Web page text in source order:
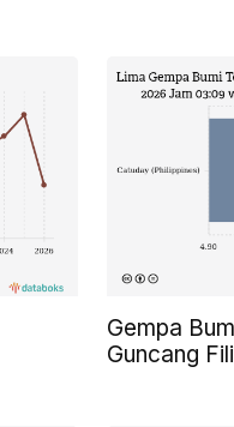
Gempa
Guncang